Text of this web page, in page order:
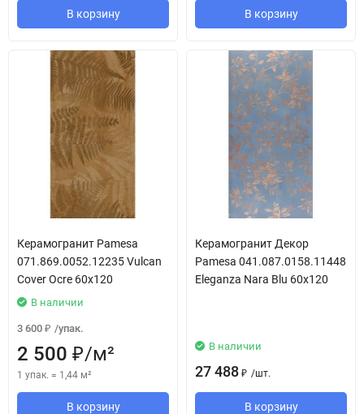
В корзину В корзину
Керамогранит Pamesa
071.869.0052.12235 Vulcan
Cover Ocre 60x120
В наличии
3 600 ₽ /упак.
2 500 ₽/м²
1 упак. = 1,44 м²
В корзину
Керамогранит Декор
Pamesa 041.087.0158.11448
Eleganza Nara Blu 60x120
В наличии
27 488 ₽ /шт.
В корзину